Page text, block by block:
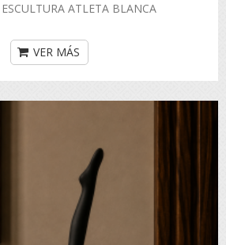
ATLETA BLANCA
VER MÁS